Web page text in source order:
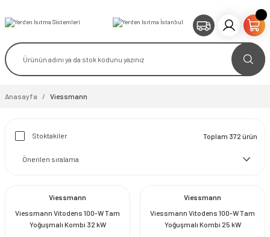
Anasayfa Viessmann
Stoktakiler Toplam 372 ürün
Viessmann
Viessmann Vitodens 100-W Tam
Yoğuşmalı Kombi 32 kW
Viessmann
Viessmann Vitodens 100-W Tam
Yoğuşmalı Kombi 25 kW